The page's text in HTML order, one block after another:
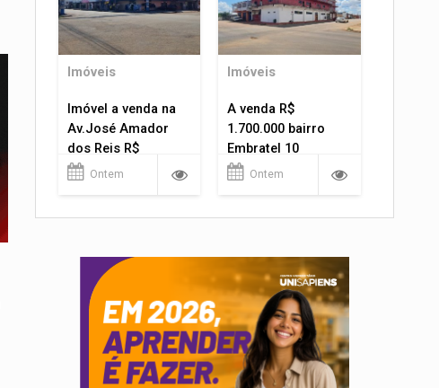
Imóveis
Imóvel a venda na
Av.José Amador
dos Reis R$
1.400.000
Ontem
Imóveis
A venda R$
1.700.000 bairro
Embratel 10
apartamentos!
Ontem